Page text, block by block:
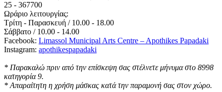
25 - 367700
Ωράριο λειτουργίας:
Τρίτη - Παρασκευή / 10.00 - 18.00
Σάββατο / 10.00 - 14.00
Facebook: Limassol Municipal Arts Centre – Apothikes Papadaki
Instagram: apothikespapadaki
* Παρακαλώ πριν από την επίσκεψη σας στέλνετε μήνυμα στο 8998
κατηγορία 9.
* Απαραίτητη η χρήση μάσκας κατά την παραμονή σας στον χώρο.